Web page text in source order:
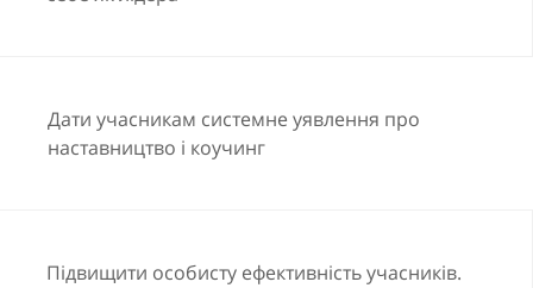
Дати учасникам системне уявлення про
наставництво і коучинг
Підвищити особисту ефективність учасників.